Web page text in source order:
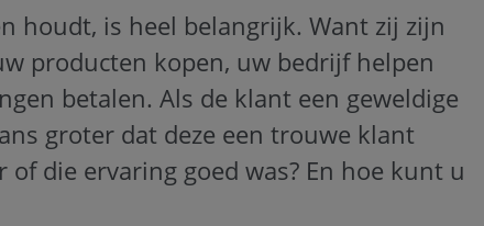
houdt, is heel belangrijk. Want zij zijn
producten kopen, uw bedrijf helpen
betalen. Als de klant een geweldige
groter dat deze een trouwe klant
die ervaring goed was? En hoe kunt u